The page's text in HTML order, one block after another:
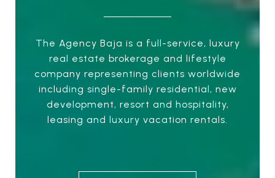
The Agency Baja is a full-service, luxury
real estate brokerage and lifestyle
company representing clients worldwide
including single-family residential, new
development, resort and hospitality,
leasing and luxury vacation rentals.